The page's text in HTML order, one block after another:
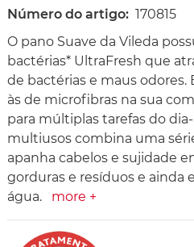
Número do artigo: 170815
O pano Suave da Vileda
bactérias* UltraFresh que
de bactérias e maus
às de microfibras na sua
para múltiplas tarefas do
multiusos combina uma
apanha cabelos e sujidade
gorduras e resíduos e ainda
água.
more +